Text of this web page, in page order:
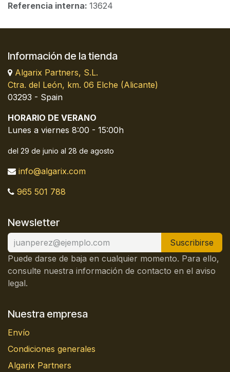
Referencia interna: 13624
Información de la tienda
Algarix Partners, S.L.
Ctra. del León, km. 06 Elche (Alicante)
03293 - Spain
HORARIO DE VERANO
Lunes a viernes 8:00 - 15:00h
del 29 de junio al 28 de agosto
info@algarix.com
965 501 788
Newsletter
Suscribirse
Puede darse de baja en cualquier momento. Para ello,
consulte nuestra información de contacto en el aviso
legal.
Nuestra empresa
Envío
Condiciones generales
Algarix Partners